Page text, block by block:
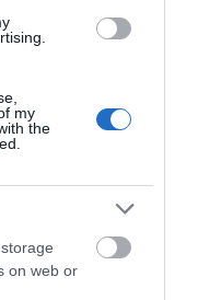
my
the
on web or